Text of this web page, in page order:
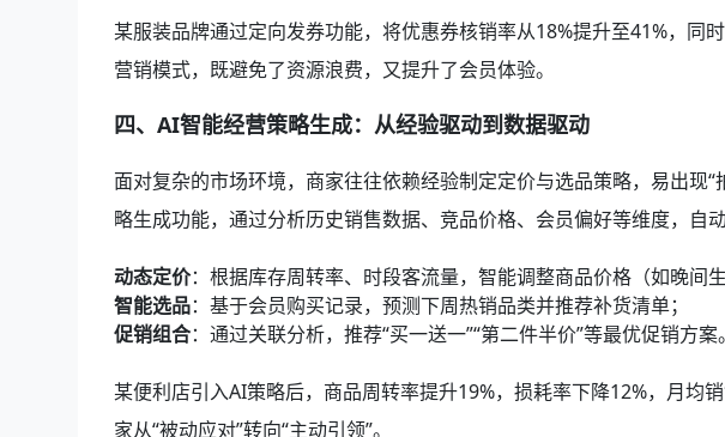
某服装品牌通过定向发券功能，将优惠券核销率从18%提升至41%，同
营销模式，既避免了资源浪费，又提升了会员体验。
四、AI智能经营策略生成：从经验驱动到数据驱动
面对复杂的市场环境，商家往往依赖经验制定定价与选品策略，易出现“
略生成功能，通过分析历史销售数据、竞品价格、会员偏好等维度，自
动态定价：根据库存周转率、时段客流量，智能调整商品价格（如晚间生
智能选品：基于会员购买记录，预测下周热销品类并推荐补货清单；
促销组合：通过关联分析，推荐“买一送一”“第二件半价”等最优促销方案。
某便利店引入AI策略后，商品周转率提升19%，损耗率下降12%，月均
家从“被动应对”转向“主动引领”。